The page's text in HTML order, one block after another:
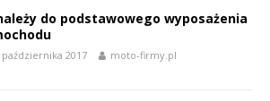
do podstawowego wyposażenia
października 2017 moto-firmy.pl